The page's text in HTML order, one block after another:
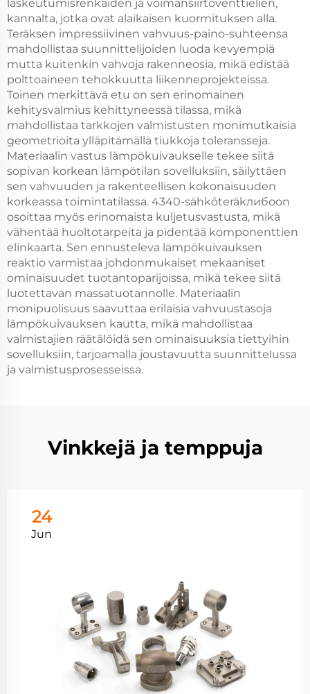
laskeutumisrenkaiden ja voimansiirtoventtielien,
kannalta, jotka ovat alaikaisen kuormituksen alla.
Teräksen impressiivinen vahvuus-paino-suhteensa
mahdollistaa suunnittelijoiden luoda kevyempiä
mutta kuitenkin vahvoja rakenneosia, mikä edistää
polttoaineen tehokkuutta liikenneprojekteissa.
Toinen merkittävä etu on sen erinomainen
kehitysvalmius kehittyneessä tilassa, mikä
mahdollistaa tarkkojen valmistusten monimutkaisia
geometrioita ylläpitämällä tiukkoja toleransseja.
Materiaalin vastus lämpökuivaukselle tekee siitä
sopivan korkean lämpötilan sovelluksiin, säilyttäen
sen vahvuuden ja rakenteellisen kokonaisuuden
korkeassa toimintatilassa. 4340-sähköteräkлибоon
osoittaa myös erinomaista kuljetusvastusta, mikä
vähentää huoltotarpeita ja pidentää komponenttien
elinkaarta. Sen ennusteleva lämpökuivauksen
reaktio varmistaa johdonmukaiset mekaaniset
ominaisuudet tuotantoparijoissa, mikä tekee siitä
luotettavan massatuotannolle. Materiaalin
monipuolisuus saavuttaa erilaisia vahvuustasoja
lämpökuivauksen kautta, mikä mahdollistaa
valmistajien räätälöidä sen ominaisuuksia tiettyihin
sovelluksiin, tarjoamalla joustavuutta suunnittelussa
ja valmistusprosesseissa.
Vinkkejä ja temppuja
24
Jun